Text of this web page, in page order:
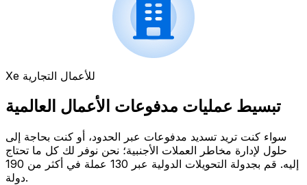
Xe للأعمال التجارية
تبسيط عمليات مدفوعات الأعمال العالمية
سواء كنت تريد تسديد مدفوعات عبر الحدود، أو كنت بحاجة إلى
حلول لإدارة مخاطر العملات الأجنبية؛ نحن نوفر لك كل ما تحتاج
إليه. قم بجدولة التحويلات الدولية عبر 130 عملة في أكثر من 190
دولة.